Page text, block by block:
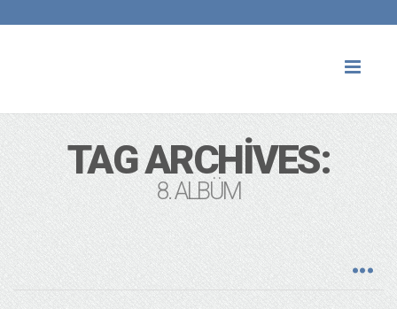
TAG ARCHIVES:
8. ALBÜM